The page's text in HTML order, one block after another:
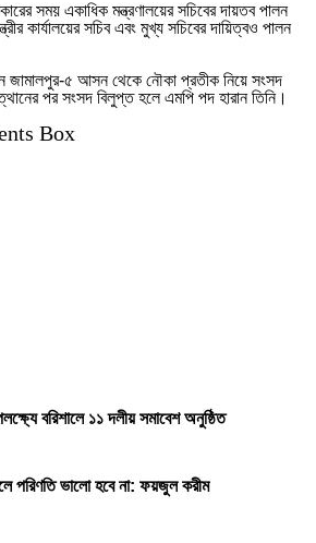
সময় একাধিক মন্ত্রণালয়ের সচিবের দায়তব পালন
কার্যালয়ের সচিব এবং মুখ্য সচিবের দায়িত্বও পালন
জামালপুর-৫ আসন থেকে নৌকা প্রতীক নিয়ে সংসদ
পর সংসদ বিলুপ্ত হলে এমপি পদ হারান তিনি।
Box
বরিশালে ১১ দলীয় সমাবেশ অনুষ্ঠিত
পরিণতি ভালো হবে না: ফয়জুল করীম